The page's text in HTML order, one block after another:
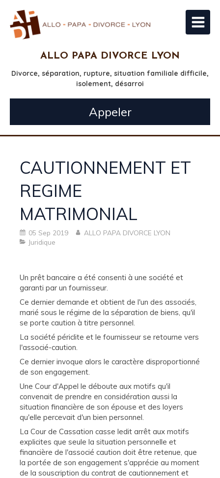
ALLO PAPA DIVORCE LYON
Divorce, séparation, rupture, situation familiale difficile,
isolement, désarroi
Appeler
CAUTIONNEMENT ET
REGIME
MATRIMONIAL
05 Sep 2019
ALLO PAPA DIVORCE LYON
Juridique
Un prêt bancaire a été consenti à une société et
garanti par un fournisseur.
Ce dernier demande et obtient de l'un des associés,
marié sous le régime de la séparation de biens, qu'il
se porte caution à titre personnel.
La société périclite et le fournisseur se retourne vers
l'associé-caution.
Ce dernier invoque alors le caractère disproportionné
de son engagement.
Une Cour d'Appel le déboute aux motifs qu'il
convenait de prendre en considération aussi la
situation financière de son épouse et des loyers
qu'elle percevait d'un bien personnel.
La Cour de Cassation casse ledit arrêt aux motifs
explicites que seule la situation personnelle et
financière de l'associé caution doit être retenue, que
la portée de son engagement s'apprécie au moment
de la souscription du contrat de cautionnement et